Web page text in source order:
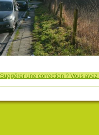
Suggérer une correction ? Vous